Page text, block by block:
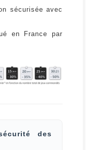
sécurisée avec
en France par
des